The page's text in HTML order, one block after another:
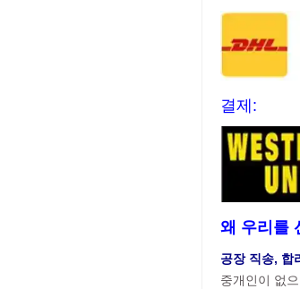
결제:
왜 우리를
공장 직송, 합
중개인이 없